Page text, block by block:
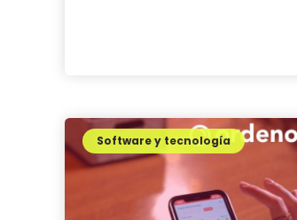
Software y tecnología